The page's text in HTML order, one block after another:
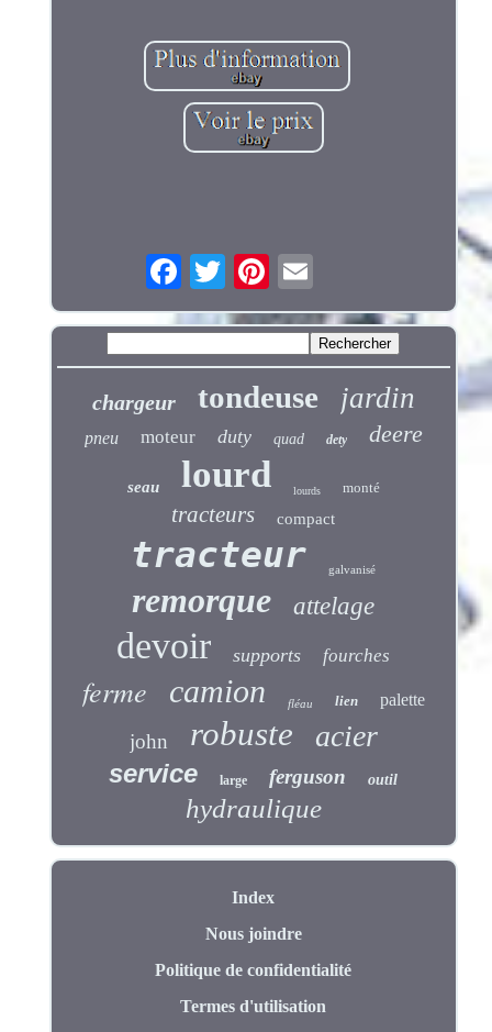
chargeur tondeuse jardin
pneu moteur duty quad dety deere
seau lourd lourds monté
tracteurs compact
tracteur galvanisé
remorque attelage
devoir supports fourches
ferme camion fléau lien palette
john robuste acier
service large ferguson outil
hydraulique
Index
Nous joindre
Politique de confidentialité
Termes d'utilisation